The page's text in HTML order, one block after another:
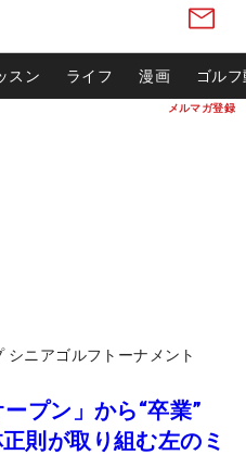
メルマガ登録
スン ライフ 漫画 ゴル
シニアゴルフトーナメント
プン」から“卒業”
則が取り組む左のミ